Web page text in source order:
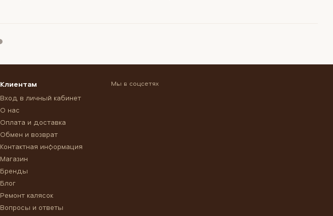
Клиентам
Вход в личный кабинет
О нас
Оплата и доставка
Обмен и возврат
Контактная информация
Магазин
Бренды
Блог
Ремонт калясок
Вопросы и ответы
Мы в соцсетях